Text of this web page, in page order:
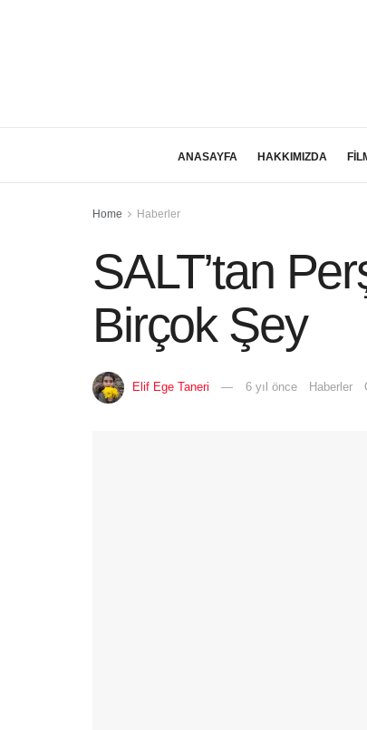
ANASAYFA HAKKIMIZDA
Home Haberler
SALT’tan
Birçok Şey
Elif Ege Taneri 6 yıl önce Haberler